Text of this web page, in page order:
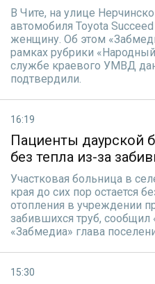
В Чите, на улице
автомобиля Toyota
женщину. Об этом
рамках рубрики
службе краевого УМВД
подтвердили.
16:19
Пациенты даурской
без тепла из-за
Участковая больница в
края до сих пор остается
отопления в учреждении
забившихся труб, сообщил
«Забмедиа» глава
15:30